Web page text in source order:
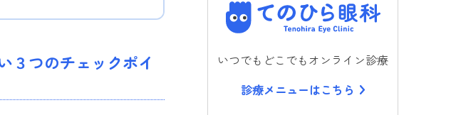
３つのチェックポイ
てのひら
いつでもどこでもオンライン診療
診療メニューはこちら